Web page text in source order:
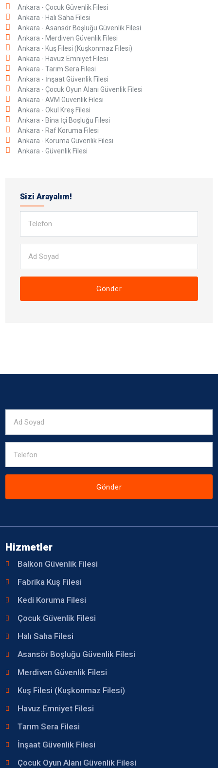
Ankara - Çocuk Güvenlik Filesi
Ankara - Halı Saha Filesi
Ankara - Asansör Boşluğu Güvenlik Filesi
Ankara - Merdiven Güvenlik Filesi
Ankara - Kuş Filesi (Kuşkonmaz Filesi)
Ankara - Havuz Emniyet Filesi
Ankara - Tarım Sera Filesi
Ankara - İnşaat Güvenlik Filesi
Ankara - Çocuk Oyun Alanı Güvenlik Filesi
Ankara - AVM Güvenlik Filesi
Ankara - Okul Kreş Filesi
Ankara - Bina İçi Boşluğu Filesi
Ankara - Raf Koruma Filesi
Ankara - Koruma Güvenlik Filesi
Ankara - Güvenlik Filesi
Sizi Arayalım!
Gönder
Gönder
Hizmetler
Balkon Güvenlik Filesi
Fabrika Kuş Filesi
Kedi Koruma Filesi
Çocuk Güvenlik Filesi
Halı Saha Filesi
Asansör Boşluğu Güvenlik Filesi
Merdiven Güvenlik Filesi
Kuş Filesi (Kuşkonmaz Filesi)
Havuz Emniyet Filesi
Tarım Sera Filesi
İnşaat Güvenlik Filesi
Çocuk Oyun Alanı Güvenlik Filesi